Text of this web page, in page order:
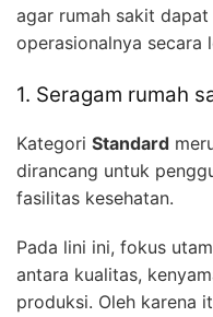
agar rumah sakit
operasionalnya secara
1. Seragam rumah
Kategori Standard
dirancang untuk
fasilitas kesehatan.
Pada lini ini, fokus
antara kualitas,
produksi. Oleh karena